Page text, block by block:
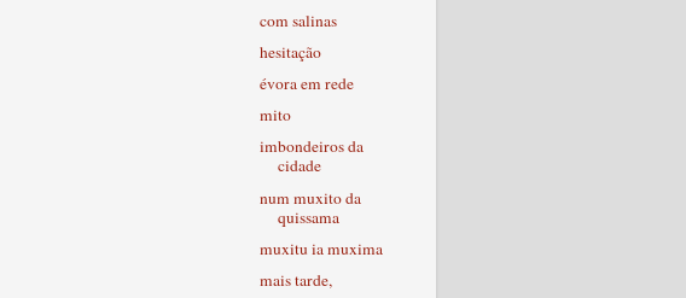
com salinas
hesitação
évora em rede
mito
imbondeiros da
cidade
num muxito da
quissama
muxitu ia muxima
mais tarde,